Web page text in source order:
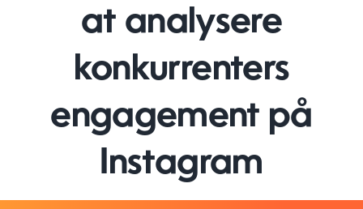
Facebook
Twitter (𝕏)
Andre
at analysere
konkurrenters
engagement på
Instagram